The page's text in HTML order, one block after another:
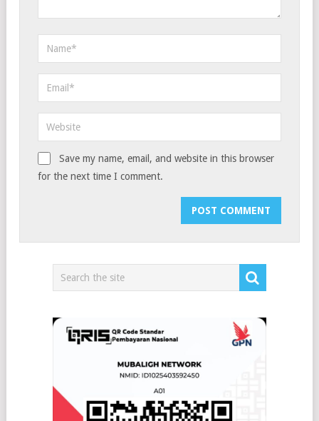
Save my name, email, and website in this browser
for the next time I comment.